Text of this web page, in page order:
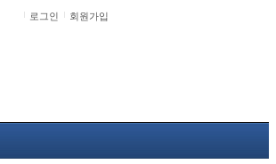
로그인 회원가입